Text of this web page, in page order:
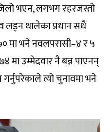
भएन, लगभग रहरजस्तो
लड्न थालेका प्रधान सधैं
मा भने नवलपरासी–४ र ५
मा उम्मेदवार नै बन्न पाएनन्
त्यो चुनावमा भने